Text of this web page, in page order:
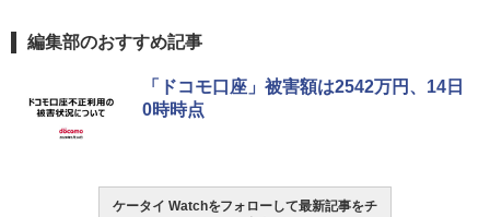
編集部のおすすめ記事
「ドコモ口座」被害額は2542万円、14日
0時時点
ケータイ Watchをフォローして最新記事をチ